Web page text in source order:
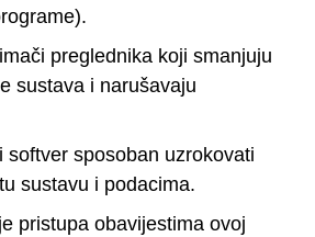
preglednika koji smanjuju
sustava i narušavaju
softver sposoban uzrokovati
sustavu i podacima.
pristupa obavijestima ovoj